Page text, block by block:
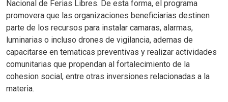
Nacional de Ferias Libres. De esta forma, el programa
promovera que las organizaciones beneficiarias destinen
parte de los recursos para instalar camaras, alarmas,
luminarias o incluso drones de vigilancia, ademas de
capacitarse en tematicas preventivas y realizar actividades
comunitarias que propendan al fortalecimiento de la
cohesion social, entre otras inversiones relacionadas a la
materia.